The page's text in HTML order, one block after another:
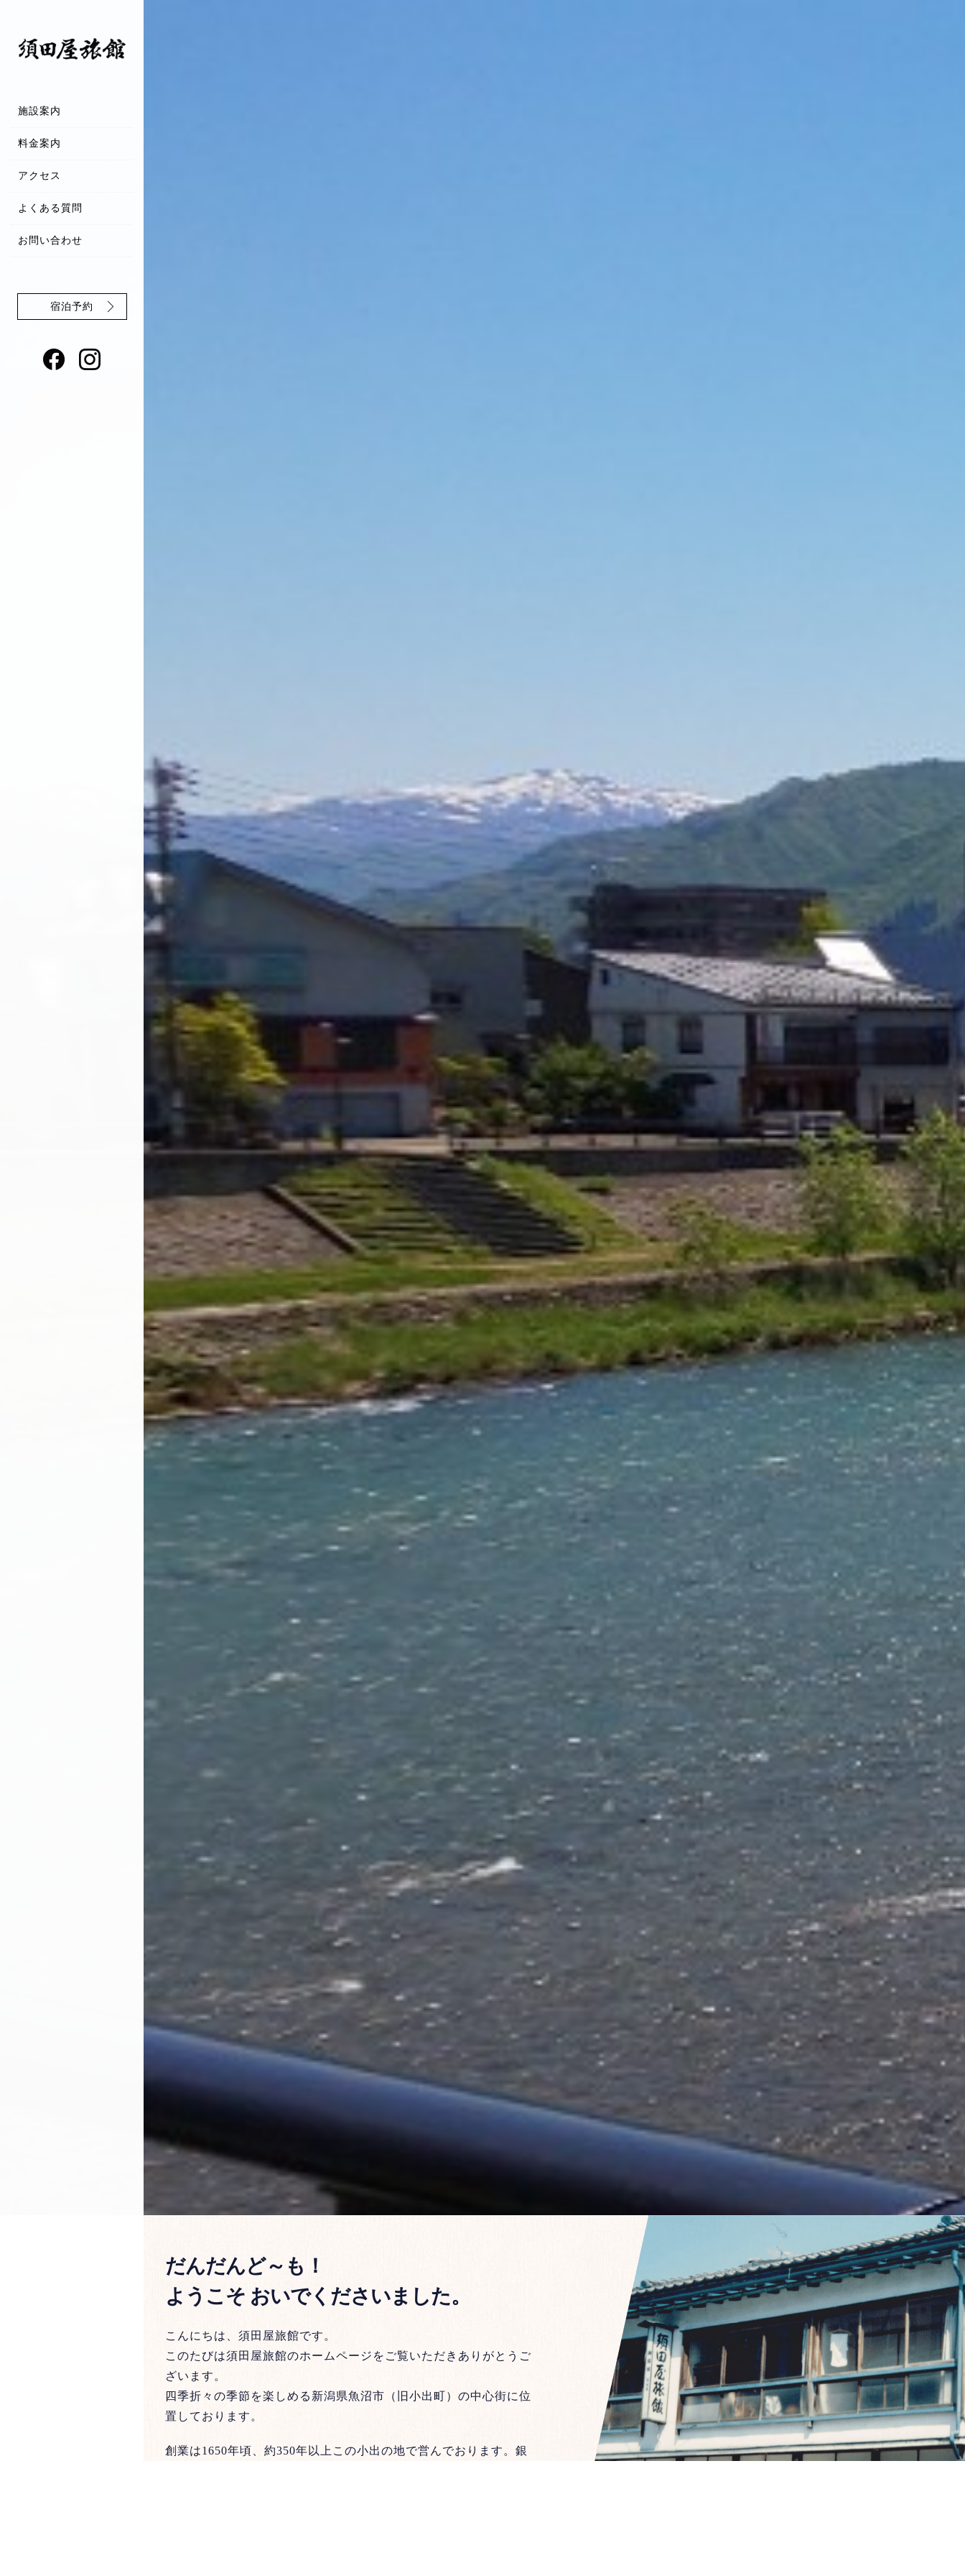
施設案内
料金案内
アクセス
よくある質問
お問い合わせ
宿泊予約
だんだんど～も！
ようこそ おいでくださいました。
こんにちは、須田屋旅館です。
このたびは須田屋旅館のホームページをご覧いただきありがとうご
ざいます。
四季折々の季節を楽しめる新潟県魚沼市（旧小出町）の中心街に位
置しております。
創業は1650年頃、約350年以上この小出の地で営んでおります。銀